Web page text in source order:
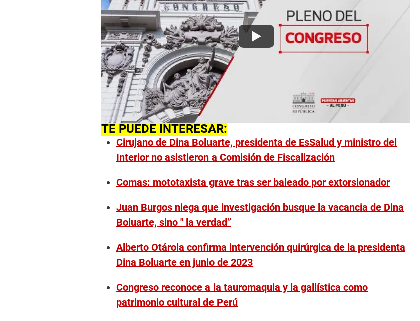
TE PUEDE INTERESAR:
Cirujano de Dina Boluarte, presidenta de EsSalud y ministro del
Interior no asistieron a Comisión de Fiscalización
Comas: mototaxista grave tras ser baleado por extorsionador
Juan Burgos niega que investigación busque la vacancia de Dina
Boluarte, sino " la verdad”
Alberto Otárola confirma intervención quirúrgica de la presidenta
Dina Boluarte en junio de 2023
Congreso reconoce a la tauromaquia y la gallística como
patrimonio cultural de Perú